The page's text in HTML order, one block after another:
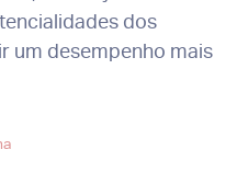
dos
um desempenho mais